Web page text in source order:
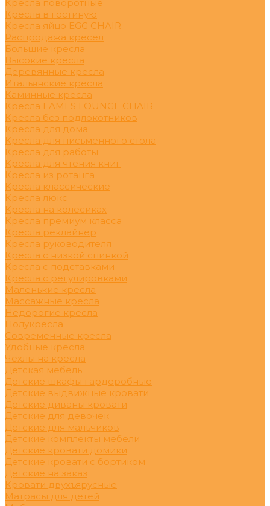
Кресла поворотные
Кресла в гостиную
Кресла яйцо EGG CHAIR
Распродажа кресел
Большие кресла
Высокие кресла
Деревянные кресла
Итальянские кресла
Каминные кресла
Кресла EAMES LOUNGE CHAIR
Кресла без подлокотников
Кресла для дома
Кресла для письменного стола
Кресла для работы
Кресла для чтения книг
Кресла из ротанга
Кресла классические
Кресла люкс
Кресла на колесиках
Кресла премиум класса
Кресла реклайнер
Кресла руководителя
Кресла с низкой спинкой
Кресла с подставками
Кресла с регулировками
Маленькие кресла
Массажные кресла
Недорогие кресла
Полукресла
Современные кресла
Удобные кресла
Чехлы на кресла
Детская мебель
Детские шкафы гардеробные
Детские выдвижные кровати
Детские диваны кровати
Детские для девочек
Детские для мальчиков
Детские комплекты мебели
Детские кровати домики
Детские кровати с бортиком
Детские на заказ
Кровати двухъярусные
Матрасы для детей